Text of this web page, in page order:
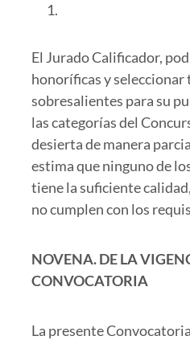
El Jurado Calificador,
honoríficas y seleccionar
sobresalientes para su
las categorías del
desierta de manera
estima que ninguno de
tiene la suficiente
no cumplen con los
NOVENA.DE LA
CONVOCATORIA
La presente